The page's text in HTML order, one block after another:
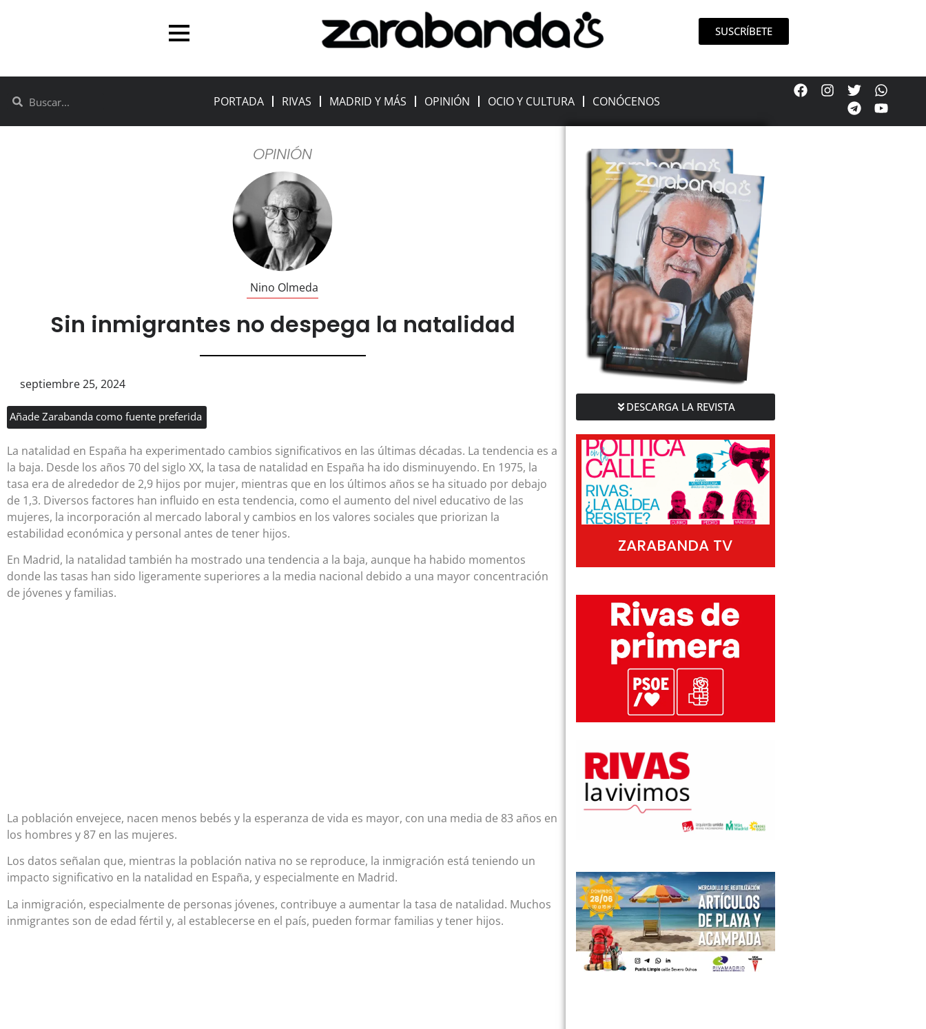
SUSCRÍBETE
PORTADA RIVAS MADRID Y MÁS OPINIÓN OCIO Y CULTURA CONÓCENOS
OPINIÓN
Nino Olmeda
Sin inmigrantes no despega la natalidad
septiembre 25, 2024
Añade Zarabanda como fuente preferida
La natalidad en España ha experimentado cambios significativos en las últimas décadas. La tendencia es a
la baja. Desde los años 70 del siglo XX, la tasa de natalidad en España ha ido disminuyendo. En 1975, la
tasa era de alrededor de 2,9 hijos por mujer, mientras que en los últimos años se ha situado por debajo
de 1,3. Diversos factores han influido en esta tendencia, como el aumento del nivel educativo de las
mujeres, la incorporación al mercado laboral y cambios en los valores sociales que priorizan la
estabilidad económica y personal antes de tener hijos.
En Madrid, la natalidad también ha mostrado una tendencia a la baja, aunque ha habido momentos
donde las tasas han sido ligeramente superiores a la media nacional debido a una mayor concentración
de jóvenes y familias.
La población envejece, nacen menos bebés y la esperanza de vida es mayor, con una media de 83 años en
los hombres y 87 en las mujeres.
Los datos señalan que, mientras la población nativa no se reproduce, la inmigración está teniendo un
impacto significativo en la natalidad en España, y especialmente en Madrid.
La inmigración, especialmente de personas jóvenes, contribuye a aumentar la tasa de natalidad. Muchos
inmigrantes son de edad fértil y, al establecerse en el país, pueden formar familias y tener hijos.
DESCARGA LA REVISTA
ZARABANDA TV